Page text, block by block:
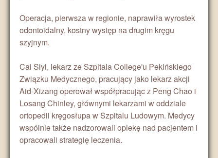
Operacja, pierwsza w regionie, naprawiła wyrostek
odontoidalny, kostny występ na drugim kręgu
szyjnym.
Cai Siyi, lekarz ze Szpitala College'u Pekińskiego
Związku Medycznego, pracujący jako lekarz akcji
Aid-Xizang operował współpracując z Peng Chao i
Losang Chinley, głównymi lekarzami w oddziale
ortopedii kręgosłupa w Szpitalu Ludowym. Medycy
wspólnie także nadzorowali opiekę nad pacjentem i
opracowali strategię leczenia.